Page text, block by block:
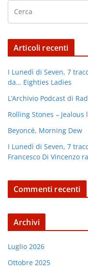
Articoli recenti
I Lunedì di Seven, 7
da… Eighties Ladies
L’Archivio Podcast di
Rolling Stones – Jealous
Beyoncé, Morning Dew
I Lunedì di Seven, 7
Francesco Di Vincenzo
Commenti recenti
Archivi
Luglio 2026
Ottobre 2025